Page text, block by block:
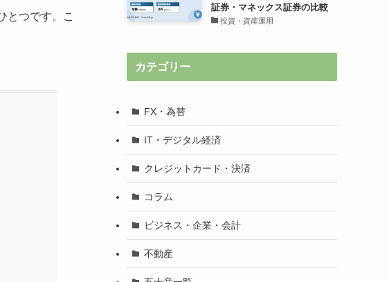
とつです。こ
証券・マネックス証券の比較
投資・資産運用
カテゴリー
FX・為替
IT・デジタル経済
クレジットカード・決済
コラム
ビジネス・企業・会計
不動産